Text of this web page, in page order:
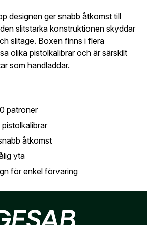
designen ger snabb åtkomst till
slitstarka konstruktionen skyddar
slitage. Boxen finns i flera
olika pistolkalibrar och är särskilt
som handladdar.
patroner
åtkomst
yta
för enkel förvaring
stängning
handla enklare
förening?Med ett eget
du snabbare utcheckning,
beställningar och sparade
dig att skapa ett konto.
bli ditt användarnamn)
mina personuppgifter behandlas enligt
mina uppgifter sparas enligt
.